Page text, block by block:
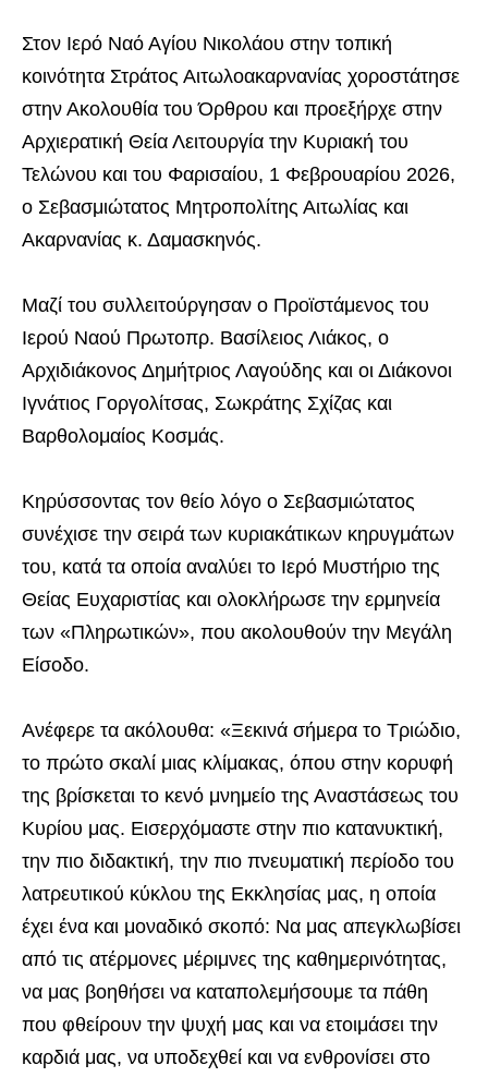
Στον Ιερό Ναό Αγίου Νικολάου στην τοπική
κοινότητα Στράτος Αιτωλοακαρνανίας χοροστάτησε
στην Ακολουθία του Όρθρου και προεξήρχε στην
Αρχιερατική Θεία Λειτουργία την Κυριακή του
Τελώνου και του Φαρισαίου, 1 Φεβρουαρίου 2026,
ο Σεβασμιώτατος Μητροπολίτης Αιτωλίας και
Ακαρνανίας κ. Δαμασκηνός.
Μαζί του συλλειτούργησαν ο Προϊστάμενος του
Ιερού Ναού Πρωτοπρ. Βασίλειος Λιάκος, ο
Αρχιδιάκονος Δημήτριος Λαγούδης και οι Διάκονοι
Ιγνάτιος Γοργολίτσας, Σωκράτης Σχίζας και
Βαρθολομαίος Κοσμάς.
Κηρύσσοντας τον θείο λόγο ο Σεβασμιώτατος
συνέχισε την σειρά των κυριακάτικων κηρυγμάτων
του, κατά τα οποία αναλύει το Ιερό Μυστήριο της
Θείας Ευχαριστίας και ολοκλήρωσε την ερμηνεία
των «Πληρωτικών», που ακολουθούν την Μεγάλη
Είσοδο.
Ανέφερε τα ακόλουθα: «Ξεκινά σήμερα το Τριώδιο,
το πρώτο σκαλί μιας κλίμακας, όπου στην κορυφή
της βρίσκεται το κενό μνημείο της Αναστάσεως του
Κυρίου μας. Εισερχόμαστε στην πιο κατανυκτική,
την πιο διδακτική, την πιο πνευματική περίοδο του
λατρευτικού κύκλου της Εκκλησίας μας, η οποία
έχει ένα και μοναδικό σκοπό: Να μας απεγκλωβίσει
από τις ατέρμονες μέριμνες της καθημερινότητας,
να μας βοηθήσει να καταπολεμήσουμε τα πάθη
που φθείρουν την ψυχή μας και να ετοιμάσει την
καρδιά μας, να υποδεχθεί και να ενθρονίσει στο